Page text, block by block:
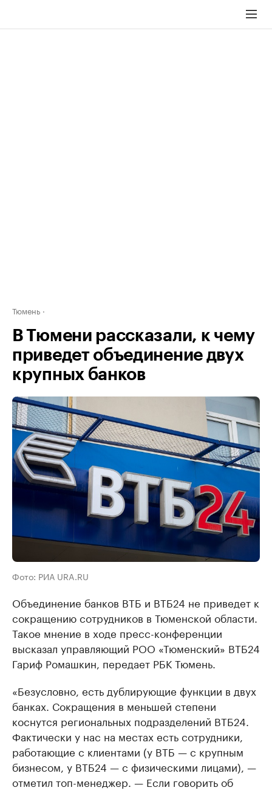
Тюмень
В Тюмени рассказали, к чему
приведет объединение двух
крупных банков
Фото: РИА URA.RU
Объединение банков ВТБ и ВТБ24 не приведет к
сокращению сотрудников в Тюменской области.
Такое мнение в ходе пресс-конференции
высказал управляющий РОО «Тюменский» ВТБ24
Гариф Ромашкин, передает РБК Тюмень.
«Безусловно, есть дублирующие функции в двух
банках. Сокращения в меньшей степени
коснутся региональных подразделений ВТБ24.
Фактически у нас на местах есть сотрудники,
работающие с клиентами (у ВТБ — с крупным
бизнесом, у ВТБ24 — с физическими лицами), —
отметил топ-менеджер. — Если говорить об